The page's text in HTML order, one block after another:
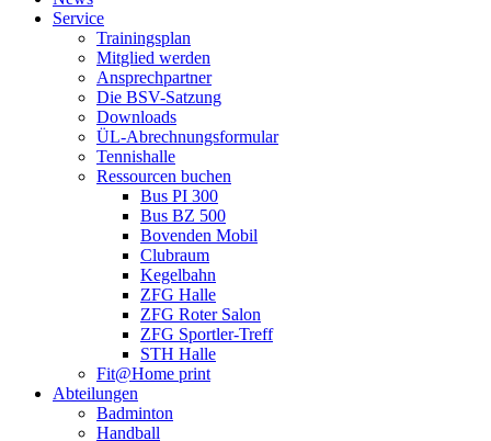
Service
Trainingsplan
Mitglied werden
Ansprechpartner
Die BSV-Satzung
Downloads
ÜL-Abrechnungsformular
Tennishalle
Ressourcen buchen
Bus PI 300
Bus BZ 500
Bovenden Mobil
Clubraum
Kegelbahn
ZFG Halle
ZFG Roter Salon
ZFG Sportler-Treff
STH Halle
Fit@Home print
Abteilungen
Badminton
Handball